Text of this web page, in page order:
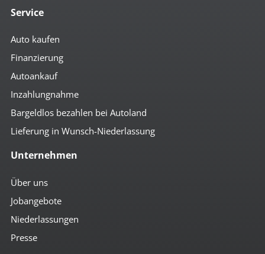
Service
Auto kaufen
Finanzierung
Autoankauf
Inzahlungnahme
Bargeldlos bezahlen bei Autoland
Lieferung in Wunsch-Niederlassung
Unternehmen
Über uns
Jobangebote
Niederlassungen
Presse